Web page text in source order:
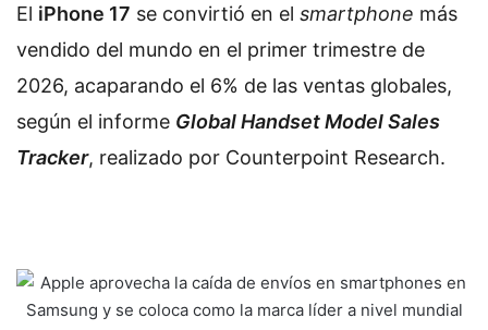
El iPhone 17 se convirtió en el smartphone más
vendido del mundo en el primer trimestre de
2026, acaparando el 6% de las ventas globales,
según el informe Global Handset Model Sales
Tracker, realizado por Counterpoint Research.